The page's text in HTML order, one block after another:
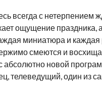
всегда с нетерпением
ощущение
миниатюра и
смеются и
абсолютно новой
телеведущий, один из